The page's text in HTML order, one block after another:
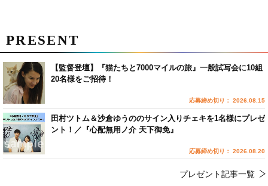
PRESENT
【監督登壇】『猫たちと7000マイルの旅』一般試写会に10組
20名様をご招待！
応募締め切り： 2026.08.15
田村ツトム＆沙倉ゆうののサイン入りチェキを1名様にプレゼ
ント！／『心配無用ノ介 天下御免』
応募締め切り： 2026.08.20
プレゼント記事一覧